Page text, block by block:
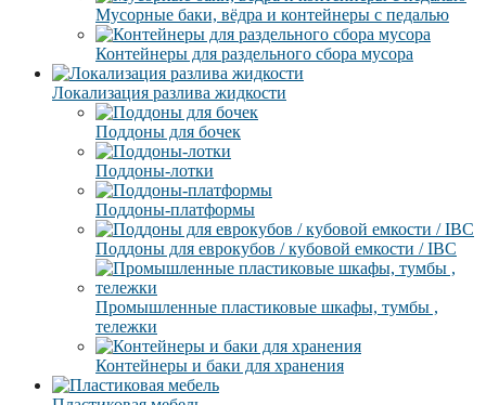
Мусорные баки, вёдра и контейнеры с педалью
Контейнеры для раздельного сбора мусора
Локализация разлива жидкости
Поддоны для бочек
Поддоны-лотки
Поддоны-платформы
Поддоны для еврокубов / кубовой емкости / IBC
Промышленные пластиковые шкафы, тумбы ,
тележки
Контейнеры и баки для хранения